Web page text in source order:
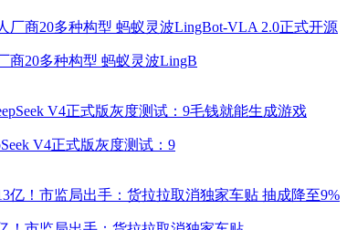
商20多种构型 蚂蚁灵波LingB
V4正式版灰度测试：9